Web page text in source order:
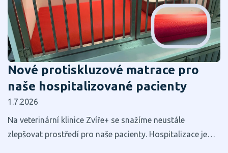
Nové protiskluzové matrace pro
naše hospitalizované pacienty
1.7.2026
Na veterinární klinice Zvíře+ se snažíme neustále
zlepšovat prostředí pro naše pacienty. Hospitalizace je